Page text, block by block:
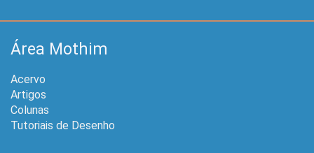
Área Mothim
Acervo
Artigos
Colunas
Tutoriais de Desenho